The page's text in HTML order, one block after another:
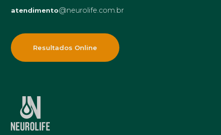
atendimento@neurolife.com.br
Resultados Online